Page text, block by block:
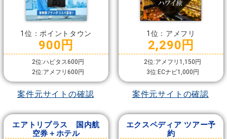
1位：ポイントタウン
900円
2位:ハピタス600円
2位:アメフリ600円
案件元サイトの確認
1位：アメフリ
2,290円
2位:アメフリ1,150円
3位:ECナビ1,000円
案件元サイトの確認
エアトリプラス 国内航
空券＋ホテル
エクスペディア ツアー予
約